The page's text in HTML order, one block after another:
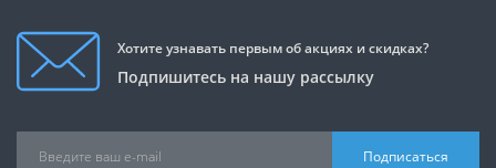
Хотите узнавать первым об акциях и скидках?
Подпишитесь на нашу рассылку
Подписаться